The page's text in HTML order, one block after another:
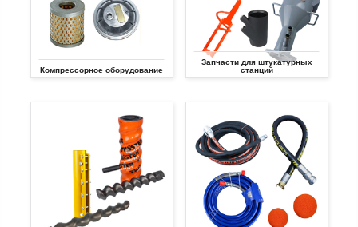
Компрессорное оборудование
Запчасти для штукатурных
станций